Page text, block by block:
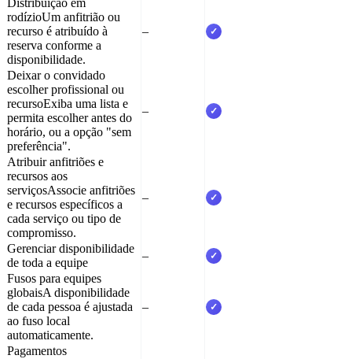
Distribuição em
rodízioUm anfitrião ou
recurso é atribuído à
reserva conforme a
disponibilidade.
– ✓
Deixar o convidado
escolher profissional ou
recursoExiba uma lista e
permita escolher antes do
horário, ou a opção "sem
preferência".
– ✓
Atribuir anfitriões e
recursos aos
serviçosAssocie anfitriões
e recursos específicos a
cada serviço ou tipo de
compromisso.
– ✓
Gerenciar disponibilidade
de toda a equipe
– ✓
Fusos para equipes
globaisA disponibilidade
de cada pessoa é ajustada
ao fuso local
automaticamente.
– ✓
Pagamentos